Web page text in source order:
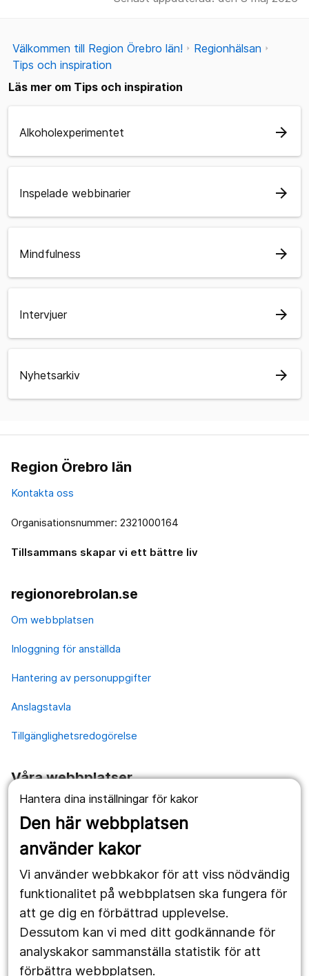
Hantera dina inställningar för kakor
Den här webbplatsen
använder kakor
Vi använder webbkakor för att viss nödvändig
funktionalitet på webbplatsen ska fungera för
att ge dig en förbättrad upplevelse.
Dessutom kan vi med ditt godkännande för
analyskakor sammanställa statistik för att
förbättra webbplatsen.
Välkommen till Region Örebro län!
Regionhälsan
Tips och inspiration
Läs mer om Tips och inspiration
Alkoholexperimentet arrow_forward
Inspelade webbinarier arrow_forward
Mindfulness arrow_forward
Intervjuer arrow_forward
Nyhetsarkiv arrow_forward
Region Örebro län
Kontakta oss
Organisationsnummer: 2321000164
Tillsammans skapar vi ett bättre liv
regionorebrolan.se
Om webbplatsen
Inloggning för anställda
Hantering av personuppgifter
Anslagstavla
Tillgänglighetsredogörelse
Våra webbplatser
1177.se
Länstrafiken
Utveckling
Följ oss
Facebook